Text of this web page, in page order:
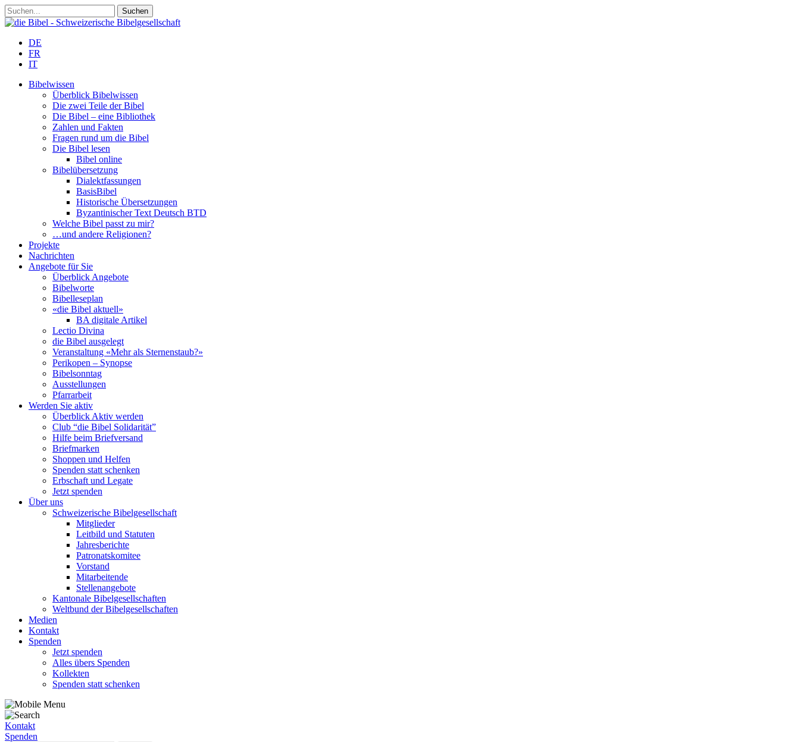
DE
FR
IT
Bibelwissen
Überblick Bibelwissen
Die zwei Teile der Bibel
Die Bibel – eine Bibliothek
Zahlen und Fakten
Fragen rund um die Bibel
Die Bibel lesen
Bibel online
Bibelübersetzung
Dialektfassungen
BasisBibel
Historische Übersetzungen
Byzantinischer Text Deutsch BTD
Welche Bibel passt zu mir?
…und andere Religionen?
Projekte
Nachrichten
Angebote für Sie
Überblick Angebote
Bibelworte
Bibelleseplan
«die Bibel aktuell»
BA digitale Artikel
Lectio Divina
die Bibel ausgelegt
Veranstaltung «Mehr als Sternenstaub?»
Perikopen – Synopse
Bibelsonntag
Ausstellungen
Pfarrarbeit
Werden Sie aktiv
Überblick Aktiv werden
Club “die Bibel Solidarität”
Hilfe beim Briefversand
Briefmarken
Shoppen und Helfen
Spenden statt schenken
Erbschaft und Legate
Jetzt spenden
Über uns
Schweizerische Bibelgesellschaft
Mitglieder
Leitbild und Statuten
Jahresberichte
Patronatskomitee
Vorstand
Mitarbeitende
Stellenangebote
Kantonale Bibelgesellschaften
Weltbund der Bibelgesellschaften
Medien
Kontakt
Spenden
Jetzt spenden
Alles übers Spenden
Kollekten
Spenden statt schenken
Kontakt
Spenden